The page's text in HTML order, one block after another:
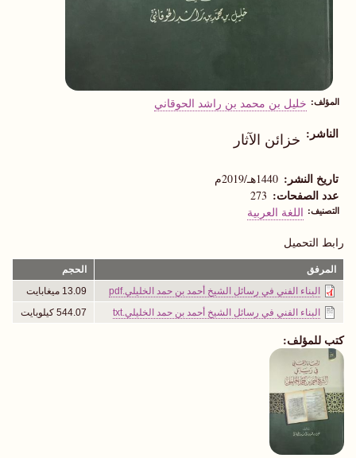
المؤلف خليل بن محمد بن راشد الحوقاني
الناشر خزائن الآثار
تاريخ النشر 1440هـ/2019م
عدد الصفحات 273
التصنيف اللغة العربية
رابط التحميل
المرفق
الحجم
البناء الفني في رسائل الشيخ أحمد بن حمد الخليلي.pdf
13.09 ميغابايت
البناء الفني في رسائل الشيخ أحمد بن حمد الخليلي.txt
544.07 كيلوبايت
كتب للمؤلف: